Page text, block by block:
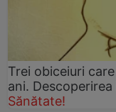
Trei obiceiuri
ani.
Sănătate!